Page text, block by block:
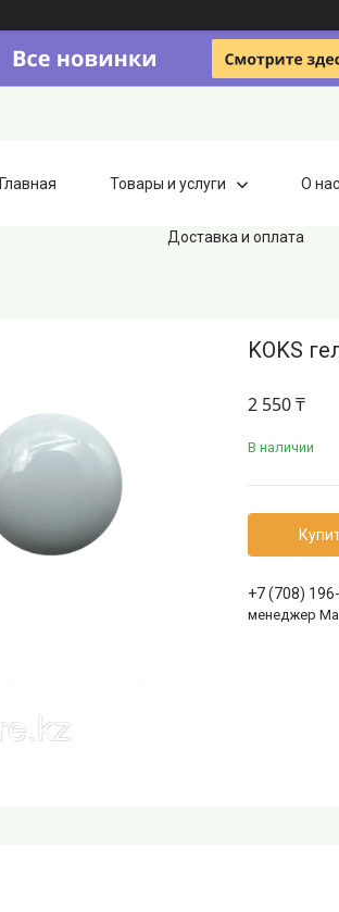
Главная Товары и услуги О нас
Доставка и оплата
KOKS
2 550 ₸
В наличии
+7 (708)
менеджер